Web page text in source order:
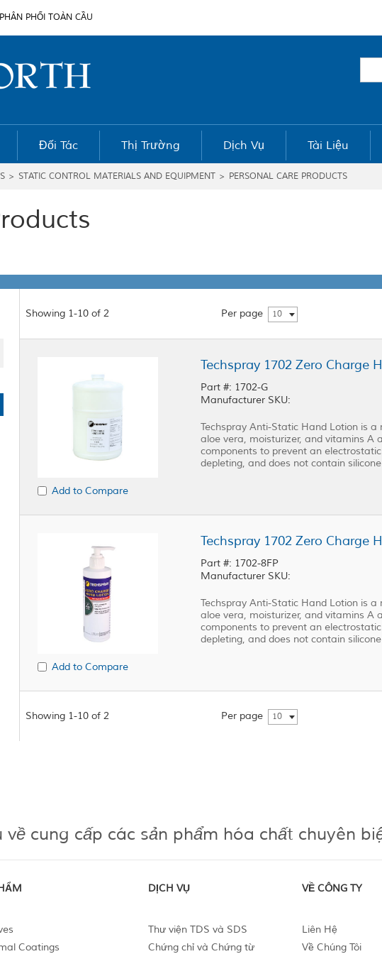
PHỐI TOÀN CẦU
Đối Tác Thị Trường Dịch Vụ Tài Liệu
> STATIC CONTROL MATERIALS AND EQUIPMENT > PERSONAL CARE PRODUCTS
Showing 1-10 of 2 Per page 10
Add to Compare
Techspray 1702 Zero Charge
Part #: 1702-G
Manufacturer SKU:
Techspray Anti-Static Hand Lotion is
aloe vera, moisturizer, and vitamins A
components to prevent an
depleting, and does not contain
Add to Compare
Techspray 1702 Zero Charge
Part #: 1702-8FP
Manufacturer SKU:
Techspray Anti-Static Hand Lotion is
aloe vera, moisturizer, and vitamins A
components to prevent an
depleting, and does not contain
Showing 1-10 of 2 Per page 10
cung cấp các sản phẩm hóa chất chuyên
Coatings
DỊCH VỤ
Thư viện TDS và SDS
Chứng chỉ và Chứng từ
VỀ CÔNG TY
Liên Hệ
Về Chúng Tôi